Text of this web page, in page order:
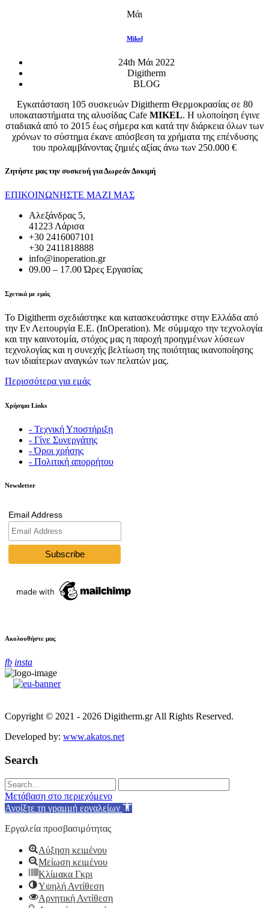
Μάι
Mikel
24th Μάι 2022
Digitherm
BLOG
Εγκατάσταση 105 συσκευών Digitherm Θερμοκρασίας σε 80
υποκαταστήματα της αλυσίδας Cafe MIKEL. Η υλοποίηση έγινε
σταδιακά από το 2015 έως σήμερα και κατά την διάρκεια όλων των
χρόνων το σύστημα έκανε απόσβεση τα χρήματα της επένδυσης
του προλαμβάνοντας ζημιές αξίας άνω των 250.000 €
Ζητήστε μας την συσκευή γιαΔωρεάν Δοκιμή
ΕΠΙΚΟΙΝΩΝΗΣΤΕ ΜΑΖΙ ΜΑΣ
Αλεξάνδρας 5,
41223 Λάρισα
+30 2416007101
+30 2411818888
info@inoperation.gr
09.00 – 17.00 Ώρες Εργασίας
Σχετικά με εμάς
Το Digitherm σχεδιάστηκε και κατασκευάστηκε στην Ελλάδα από
την Εν Λειτουργία Ε.Ε. (InOperation). Με σύμμαχο την τεχνολογία
και την καινοτομία, στόχος μας η παροχή προηγμένων λύσεων
τεχνολογίας και η συνεχής βελτίωση της ποιότητας ικανοποίησης
των ιδιαίτερων αναγκών των πελατών μας.
Περισσότερα για εμάς
Χρήσιμα Links
- Τεχνική Υποστήριξη
- Γίνε Συνεργάτης
- Όροι χρήσης
- Πολιτική απορρήτου
Newsletter
Email Address
Ακολουθήστε μας
fb insta
Copyright © 2021 - 2026 Digitherm.gr All Rights Reserved.
Developed by: www.akatos.net
Search
Μετάβαση στο περιεχόμενο
Ανοίξτε τη γραμμή εργαλείων
Εργαλεία προσβασιμότητας
Αύξηση κειμένου
Μείωση κειμένου
Κλίμακα Γκρι
Υψηλή Αντίθεση
Αρνητική Αντίθεση